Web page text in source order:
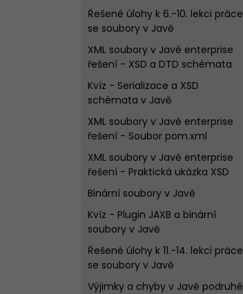
Řešené úlohy k 6.-10. lekci práce
se soubory v Javě
XML soubory v Javě enterprise
řešení - XSD a DTD schémata
Kvíz - Serializace a XSD
schémata v Javě
XML soubory v Javě enterprise
řešení - Soubor pom.xml
XML soubory v Javě enterprise
řešení - Praktická ukázka XSD
Binární soubory v Javě
Kvíz - Plugin JAXB a binární
soubory v Javě
Řešené úlohy k 11.-14. lekci práce
se soubory v Javě
Výjimky a chyby v Javě podruhé